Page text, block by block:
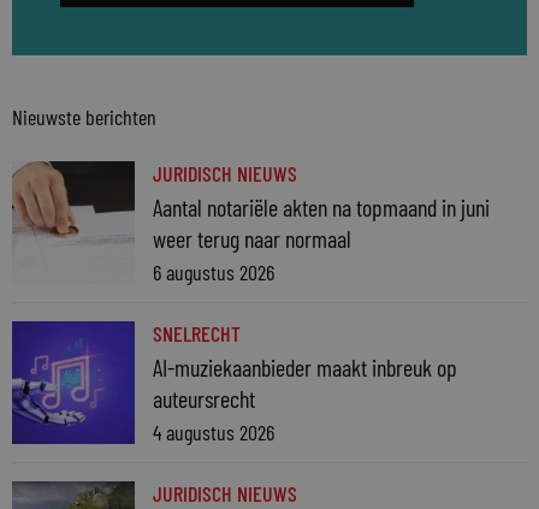
Nieuwste berichten
JURIDISCH NIEUWS
Aantal notariële akten na topmaand in juni
weer terug naar normaal
6 augustus 2026
SNELRECHT
AI-muziekaanbieder maakt inbreuk op
auteursrecht
4 augustus 2026
JURIDISCH NIEUWS